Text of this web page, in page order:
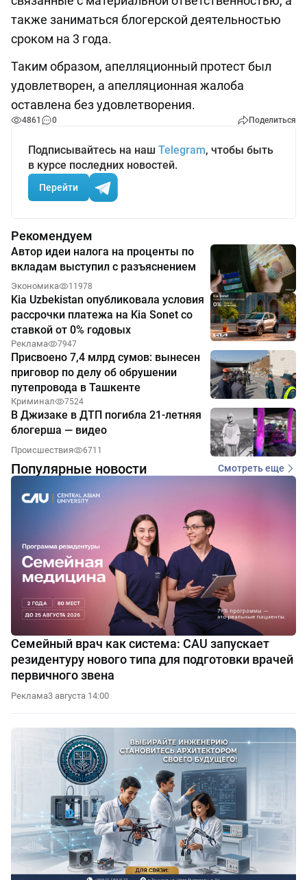
также заниматься блогерской деятельностью
сроком на 3 года.
Таким образом, апелляционный протест был
удовлетворен, а апелляционная жалоба
оставлена без удовлетворения.
4861 0 Поделиться
Подписывайтесь на наш Telegram, чтобы быть
в курсе последних новостей.
Перейти
Рекомендуем
Автор идеи налога на проценты по
вкладам выступил с разъяснением
Экономика 11978
Kia Uzbekistan опубликовала условия
рассрочки платежа на Kia Sonet со
ставкой от 0% годовых
Реклама 7947
Присвоено 7,4 млрд сумов: вынесен
приговор по делу об обрушении
путепровода в Ташкенте
Криминал 7524
В Джизаке в ДТП погибла 21-летняя
блогерша — видео
Происшествия 6711
Популярные новости Смотреть еще
Семейный врач как система: CAU запускает
резидентуру нового типа для подготовки врачей
первичного звена
Реклама3 августа 14:00